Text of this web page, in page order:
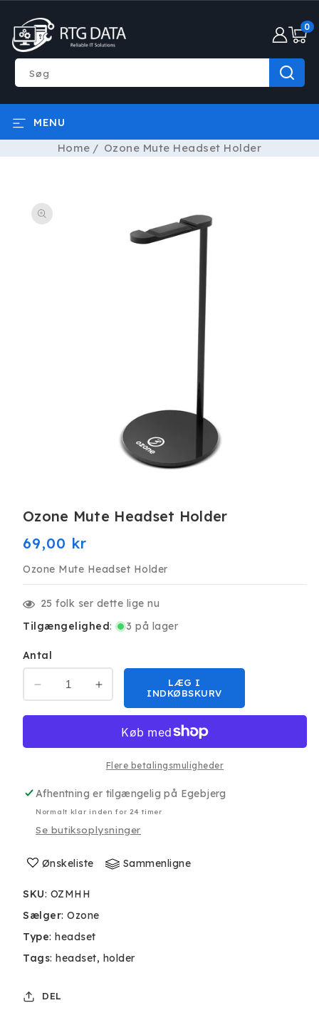
INDHOLD
Søg
0
varer
MENU
Home Ozone Mute Headset Holder
1
modus
Ozone Mute Headset Holder
Normalpris
69,00 kr
Ozone Mute Headset Holder
25 folk ser dette lige nu
Tilgængelighed: 3 på lager
Antal
Reducer
antallet
Mute
Øg
antallet
Ozone
Mute
Headset
LÆG I
INDKØBSKURV
Flere betalingsmuligheder
Afhentning er tilgængelig på Egebjerg
Normalt klar inden for 24 timer
Se butiksoplysninger
Ønskeliste Sammenligne
SKU: OZMHH
Sælger: Ozone
Type: headset
Tags: headset holder
DEL